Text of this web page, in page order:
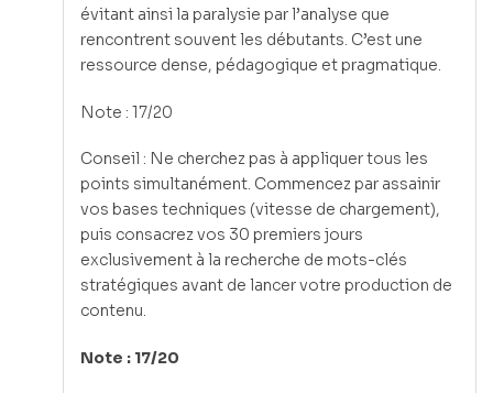
évitant ainsi la paralysie par l’analyse que
rencontrent souvent les débutants. C’est une
ressource dense, pédagogique et pragmatique.
Note : 17/20
Conseil : Ne cherchez pas à appliquer tous les
points simultanément. Commencez par assainir
vos bases techniques (vitesse de chargement),
puis consacrez vos 30 premiers jours
exclusivement à la recherche de mots-clés
stratégiques avant de lancer votre production de
contenu.
Note : 17/20